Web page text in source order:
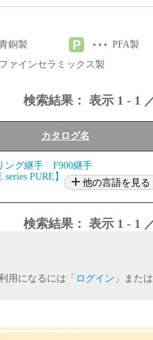
銅製
PFA製
ファインセラミックス製
検索結果： 表示 1 - 1
カタログ名
ング継手 F900継手
series PURE】
他の言語を見る
検索結果： 表示 1 - 1
用になるには「 ログイン 」また